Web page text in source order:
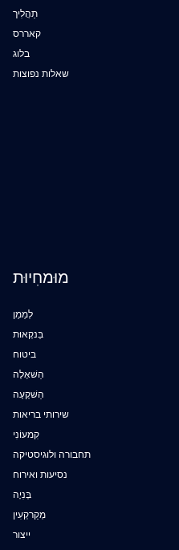
תַהֲלִיך
קאררס
בלוג
שאלות נפוצות
מוּמחִיוּת
לְמַמֵן
בַּנקָאוּת
ביטוח
הַשׁאָלָה
הַשׁקָעָה
שירותי בריאות
קִמעוֹנִי
תחבורה ולוגיסטיקה
נסיעות ואירוח
בְּנִיָה
מְקַרקְעִין
ייצור